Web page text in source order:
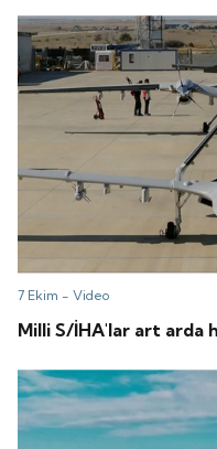
7 Ekim -Video
Milli S/İHA'lar art arda